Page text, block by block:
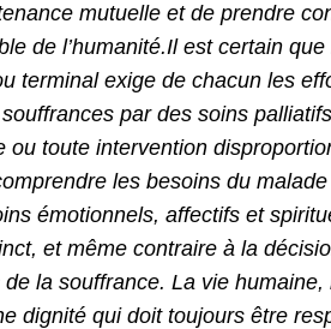
mutuelle et de prendre
de l’humanité.Il est certain
terminal exige de chacun les
par des soins
ou toute intervention
les besoins du
émotionnels, affectifs et
et même contraire à la
la souffrance. La vie
dignité qui doit toujours être